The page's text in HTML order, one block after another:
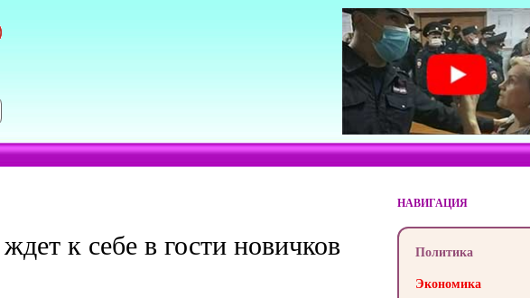
к себе в гости новичков
НАВИГАЦИЯ
Политика
Экономика